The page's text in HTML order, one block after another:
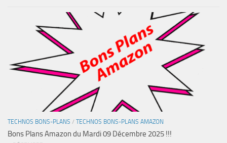
TECHNOS BONS-PLANS / TECHNOS BONS-PLANS AMAZON
Bons Plans Amazon du Mardi 09 Décembre 2025 !!!